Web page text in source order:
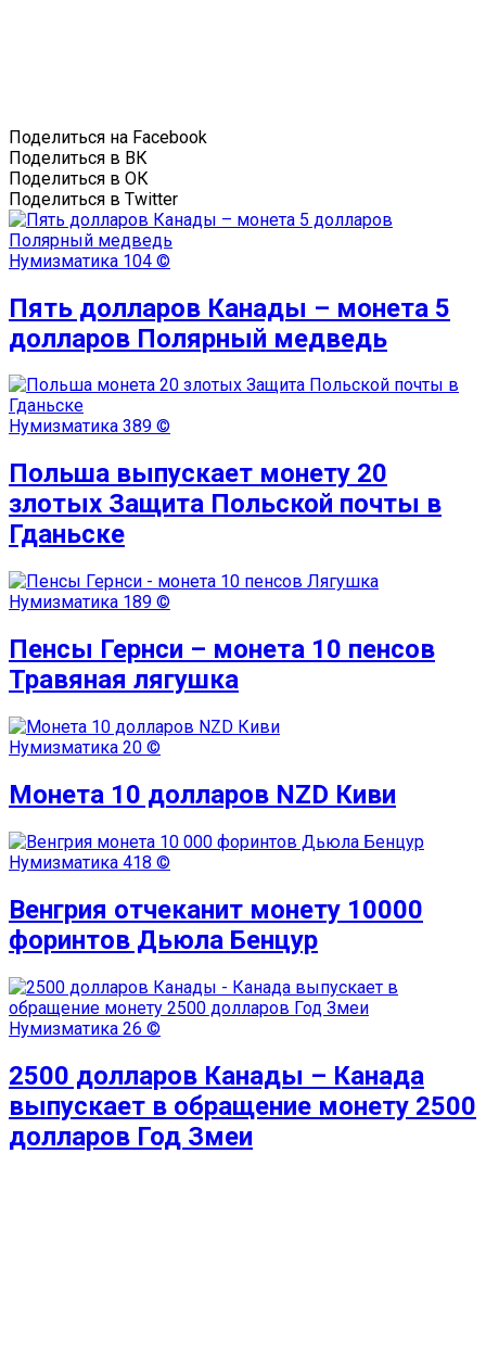
Поделиться на Facebook
Поделиться в ВК
Поделиться в ОК
Поделиться в Twitter
Нумизматика 104 ©
Пять долларов Канады – монета 5
долларов Полярный медведь
Нумизматика 389 ©
Польша выпускает монету 20
злотых Защита Польской почты в
Гданьске
Нумизматика 189 ©
Пенсы Гернси – монета 10 пенсов
Травяная лягушка
Нумизматика 20 ©
Монета 10 долларов NZD Киви
Нумизматика 418 ©
Венгрия отчеканит монету 10000
форинтов Дьюла Бенцур
Нумизматика 26 ©
2500 долларов Канады – Канада
выпускает в обращение монету 2500
долларов Год Змеи